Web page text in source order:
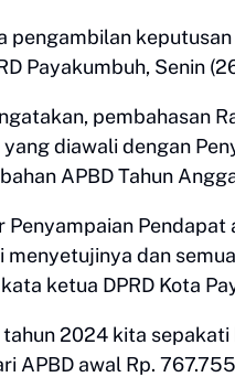
pengambilan
Payakumbuh, Senin
pembahasan
diawali dengan
APBD Tahun
dan
ketua DPRD Kota
2024 kita
APBD awal Rp.